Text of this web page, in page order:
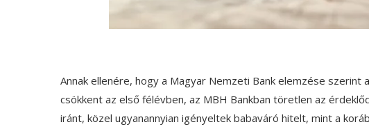
Annak ellenére, hogy a Magyar Nemzeti Bank elemzése
csökkent az első félévben, az MBH Bankban töretlen az
iránt, közel ugyanannyian igényeltek babaváró hitelt, mint a